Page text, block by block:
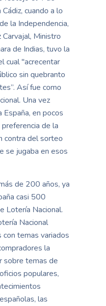
cuando a lo
la Independencia,
Carvajal, Ministro
de Indias, tuvo la
cual "acrecentar
sin quebranto
Así fue como
Una vez
en pocos
de la
contra del sorteo
se jugaba en esos
de 200 años, ya
casi 500
Lotería Nacional.
Nacional
temas variados
la
sobre temas de
populares,
las